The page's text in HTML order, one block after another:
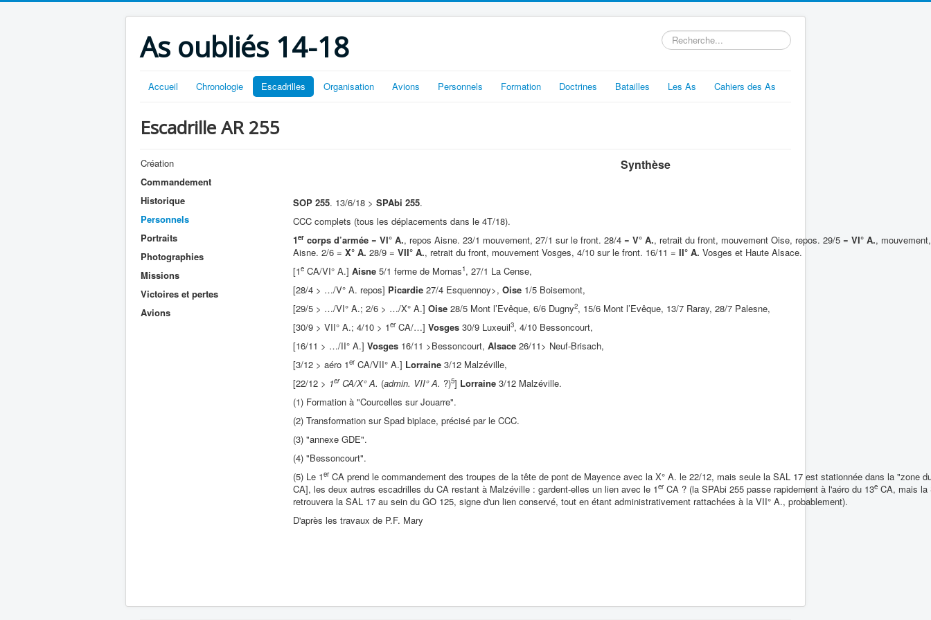
As oubliés 14-18 Rechercher
Accueil Chronologie Escadrilles Organisation Avions Personnels Formation Doctrines Batailles Les As Cahiers des As
Escadrille AR 255
Création
Commandement
Historique
Personnels
Portraits
Photographies
Missions
Victoires et pertes
Avions
Synthèse
SOP 255. 13/6/18 > SPAbi 255.
CCC complets (tous les déplacements dans le 4T/18).
1er corps d’armée = VI° A., repos Aisne. 23/1 mouvement, 27/1 sur le front. 28/4 = V° A., retrait du front, mouvement Oise, repos. 29/5 = VI° A.,
Aisne. 2/6 = X° A. 28/9 = VII° A., retrait du front, mouvement Vosges, 4/10 sur le front. 16/11 = II° A. Vosges et Haute Alsace.
[1e CA/VI° A.] Aisne 5/1 ferme de Mornas1, 27/1 La Cense,
[28/4 > …/V° A. repos] Picardie 27/4 Esquennoy>, Oise 1/5 Boisemont,
[29/5 > …/VI° A.; 2/6 > …/X° A.] Oise 28/5 Mont l’Evêque, 6/6 Dugny2, 15/6 Mont l’Evêque, 13/7 Raray, 28/7 Palesne,
[30/9 > VII° A.; 4/10 > 1er CA/…] Vosges 30/9 Luxeuil3, 4/10 Bessoncourt,
[16/11 > …/II° A.] Vosges 16/11 >Bessoncourt, Alsace 26/11> Neuf-Brisach,
[3/12 > aéro 1er CA/VII° A.] Lorraine 3/12 Malzéville,
[22/12 > 1erCA/X° A. (admin. VII° A. ?)5] Lorraine 3/12 Malzéville.
(1) Formation à "Courcelles sur Jouarre".
(2) Transformation sur Spad biplace, précisé par le CCC.
(3) "annexe GDE".
(4) "Bessoncourt".
(5) Le 1er CA prend le commandement des troupes de la tête de pont de Mayence avec la X° A. le 22/12, mais seule la SAL 17 est stationnée dans la "zone
CA], les deux autres escadrilles du CA restant à Malzéville : gardent-elles un lien avec le 1er CA ? (la SPAbi 255 passe rapidement à l'aéro du 13e CA, mais la
retrouvera la SAL 17 au sein du GO 125, signe d'un lien conservé, tout en étant administrativement rattachées à la VII° A., probablement).
D'après les travaux de P.F. Mary